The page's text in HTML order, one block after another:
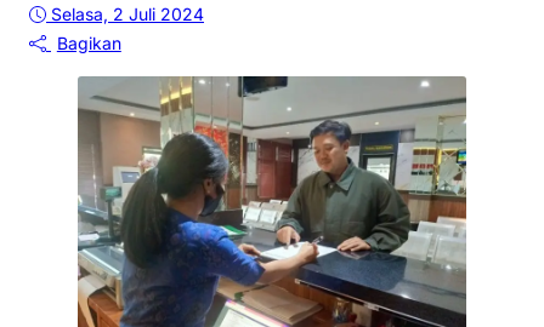
Selasa, 2 Juli 2024
Bagikan